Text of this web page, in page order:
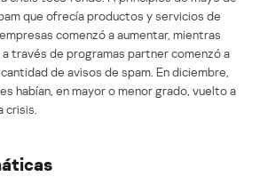
que ofrecía productos y servicios de
comenzó a aumentar, mientras
través de programas partner comenzó a
de avisos de spam. En diciembre,
habían, en mayor o menor grado, vuelto a
crisis.